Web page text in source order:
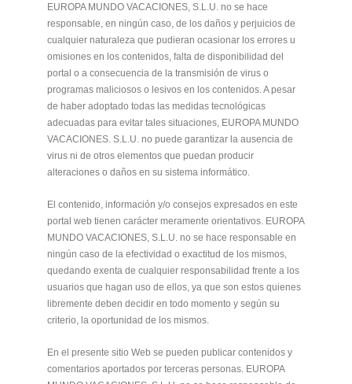
EUROPA MUNDO VACACIONES, S.L.U. no se hace
responsable, en ningún caso, de los daños y perjuicios de
cualquier naturaleza que pudieran ocasionar los errores u
omisiones en los contenidos, falta de disponibilidad del
portal o a consecuencia de la transmisión de virus o
programas maliciosos o lesivos en los contenidos. A pesar
de haber adoptado todas las medidas tecnológicas
adecuadas para evitar tales situaciones, EUROPA MUNDO
VACACIONES. S.L.U. no puede garantizar la ausencia de
virus ni de otros elementos que puedan producir
alteraciones o daños en su sistema informático.
El contenido, información y/o consejos expresados en este
portal web tienen carácter meramente orientativos. EUROPA
MUNDO VACACIONES, S.L.U. no se hace responsable en
ningún caso de la efectividad o exactitud de los mismos,
quedando exenta de cualquier responsabilidad frente a los
usuarios que hagan uso de ellos, ya que son estos quienes
libremente deben decidir en todo momento y según su
criterio, la oportunidad de los mismos.
En el presente sitio Web se pueden publicar contenidos y
comentarios aportados por terceras personas. EUROPA